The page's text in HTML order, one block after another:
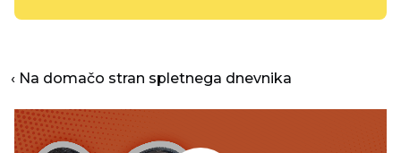
‹ Na domačo stran spletnega dnevnika